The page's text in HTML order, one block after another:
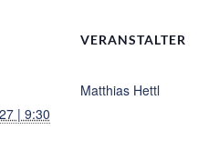
| 9:30
VERANSTALTER
Matthias Hettl